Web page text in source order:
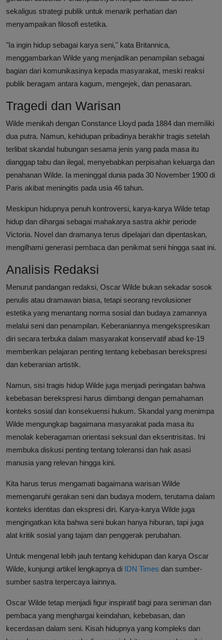
sekaligus strategi publik untuk menarik perhatian dan
menyampaikan filosofi estetika.
"Ia ingin hidup sebagai karya seni," kata Britannica,
menggambarkan Wilde yang menjadikan penampilan sebagai
bagian dari komunikasinya kepada masyarakat, meski reaksi
publik beragam antara kagum, mengejek, dan penasaran.
Tragedi dan Warisan
Wilde menikah dengan Constance Lloyd pada 1884 dan memiliki
dua putra. Namun, kehidupan pribadinya berakhir tragis setelah
terlibat skandal hubungan sesama jenis yang pada masa itu
dianggap tabu dan ilegal, menyebabkan perpisahan keluarga dan
penahanan Wilde. Ia meninggal dunia pada 30 November 1900 di
Paris akibat meningitis pada usia 46 tahun.
Meskipun hidupnya penuh kontroversi, karya-karya Wilde tetap
hidup dan dihargai sebagai mahakarya sastra akhir periode
Victoria. Novel dan dramanya terus dipelajari dan dipentaskan,
mengilhami generasi pembaca dan penikmat seni hingga saat ini.
Analisis Redaksi
Menurut pandangan redaksi, Oscar Wilde bukan sekadar sosok
penulis atau dramawan biasa, tetapi seorang revolusioner
estetika yang menantang norma sosial dan budaya zamannya
melalui seni dan penampilan. Keberaniannya mengekspresikan
diri secara terbuka dalam masyarakat konservatif abad ke-19
memberikan pelajaran penting tentang kebebasan berekspresi
dan keberanian artistik.
Namun, sisi tragis hidup Wilde juga menjadi peringatan bahwa
kebebasan berekspresi harus diimbangi dengan pemahaman
konteks sosial dan konsekuensi hukum. Skandal yang menimpa
Wilde mengungkap bagaimana masyarakat pada masa itu
menolak keberagaman orientasi seksual dan eksentrisitas. Ini
membuka diskusi penting tentang toleransi dan hak asasi
manusia yang relevan hingga kini.
Kita harus terus mengamati bagaimana warisan Wilde
memengaruhi gerakan seni dan budaya modern, terutama dalam
konteks identitas dan ekspresi diri. Karya-karya Wilde juga
mengingatkan kita bahwa seni bukan hanya hiburan, tapi juga
alat kritik sosial yang tajam dan penggerak perubahan.
Untuk mengenal lebih jauh tentang kehidupan dan karya Oscar
Wilde, kunjungi artikel lengkapnya di IDN Times dan sumber-
sumber sastra terpercaya lainnya.
Oscar Wilde tetap menjadi figur inspiratif bagi para seniman dan
pembaca yang menghargai keindahan, kebebasan, dan
kecerdasan dalam seni. Kisah hidupnya yang kompleks dan